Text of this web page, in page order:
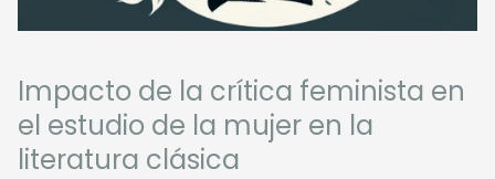
Impacto de la crítica feminista en
el estudio de la mujer en la
literatura clásica